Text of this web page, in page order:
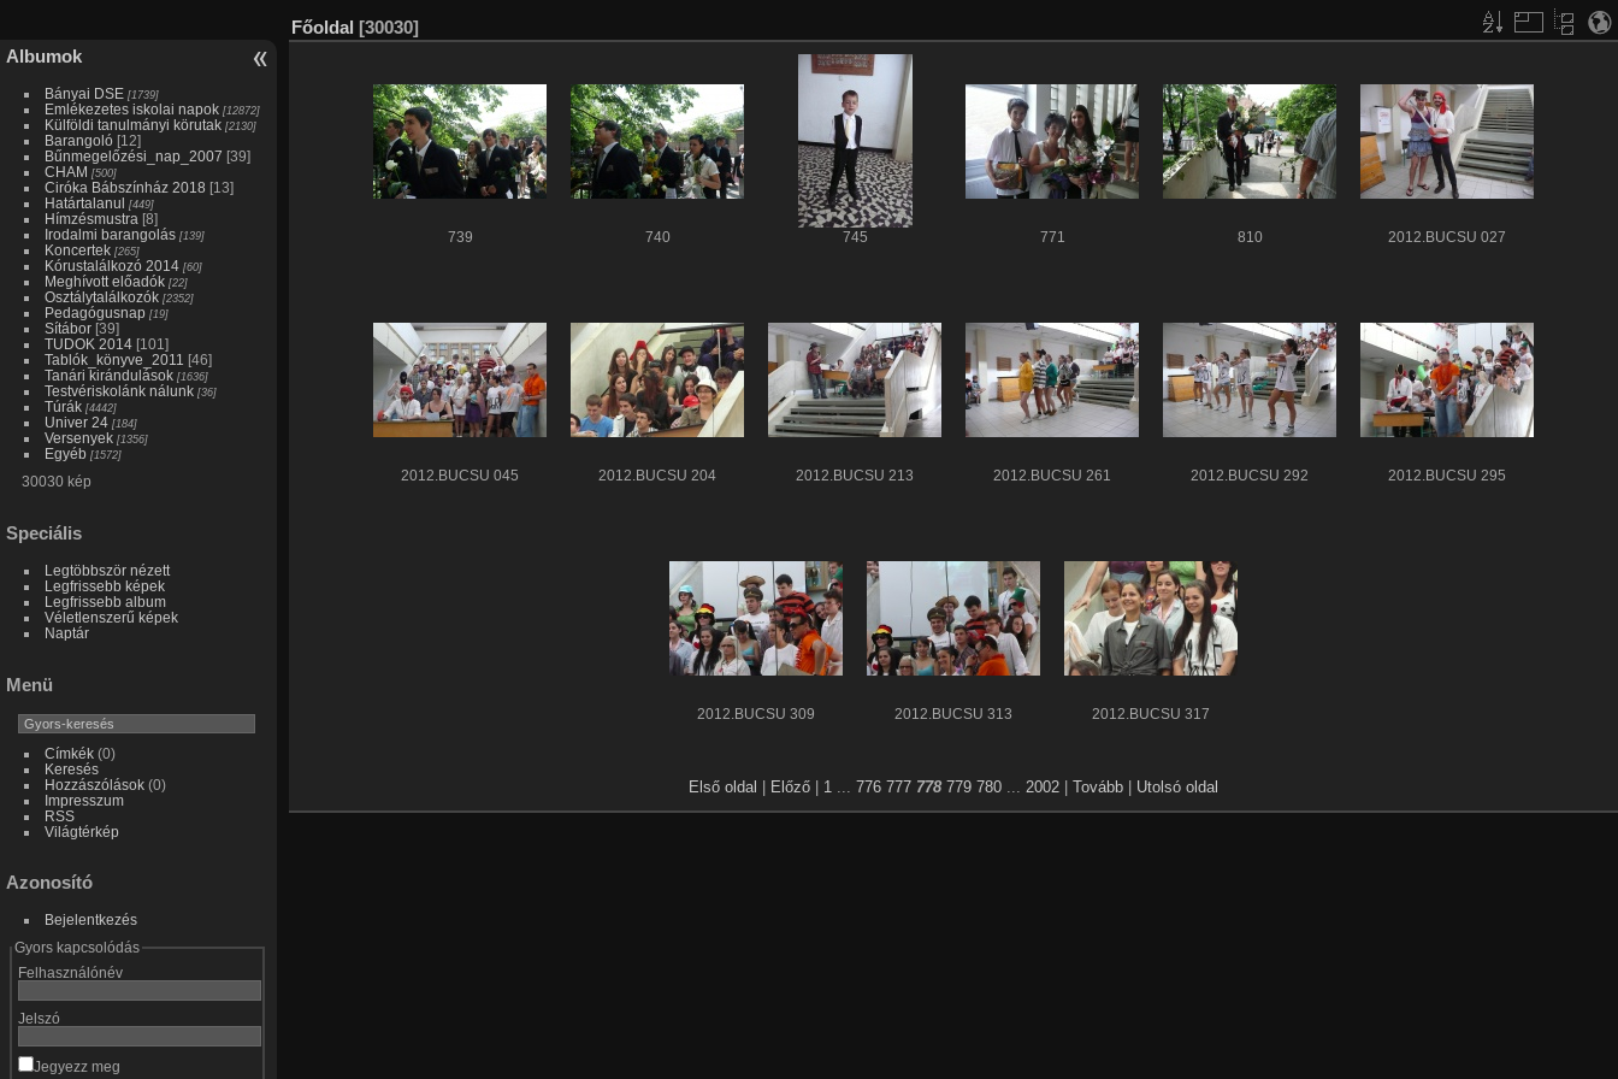
Albumok
Bányai DSE [1739]
Emlékezetes iskolai napok [12872]
Külföldi tanulmányi körutak [2130]
Barangoló [12]
Bűnmegelőzési_nap_2007 [39]
CHAM [500]
Ciróka Bábszínház 2018 [13]
Határtalanul [449]
Hímzésmustra [8]
Irodalmi barangolás [139]
Koncertek [265]
Kórustalálkozó 2014 [60]
Meghívott előadók [22]
Osztálytalálkozók [2352]
Pedagógusnap [19]
Sítábor [39]
TUDOK 2014 [101]
Tablók_könyve_2011 [46]
Tanári kirándulások [1636]
Testvériskolánk nálunk [36]
Túrák [4442]
Univer 24 [184]
Versenyek [1356]
Egyéb [1572]
30030 kép
Speciális
Legtöbbször nézett
Legfrissebb képek
Legfrissebb album
Véletlenszerű képek
Naptár
Menü
Címkék(0)
Keresés
Hozzászólások(0)
Impresszum
RSS
Világtérkép
Azonosító
Bejelentkezés
Gyors kapcsolódás
Felhasználónév
Jelszó
Jegyezz meg
Főoldal [30030]
739 740 745 771 810 2012.BÚCSÚ 027
2012.BÚCSÚ 045 2012.BÚCSÚ 204 2012.BÚCSÚ 213 2012.BÚCSÚ 261 2012.BÚCSÚ 292 2012.BÚCSÚ 295
2012.BÚCSÚ 309 2012.BÚCSÚ 313 2012.BÚCSÚ 317
Első oldal Előző 1 ... 776 777 778 779 780 ... 2002 Tovább Utolsó oldal